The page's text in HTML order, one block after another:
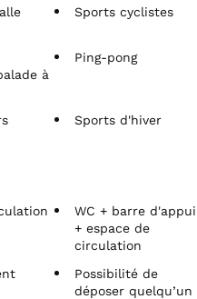
Sports cyclistes
à
Ping-pong
Sports d'hiver
WC + barre d'appui
+ espace de
circulation
Possibilité de
déposer quelqu’un